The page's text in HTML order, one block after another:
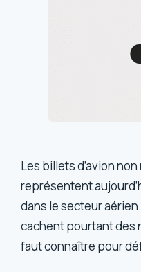
Les billets d’avion
représentent
dans le secteur
cachent pourtant des
faut connaître pour